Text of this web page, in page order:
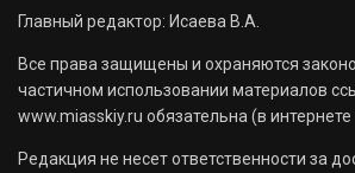
Главный редактор: Исаева В.А.
Все права защищены и охраняются
частичном использовании материалов
www.miasskiy.ru обязательна (в
Редакция не несет ответственности за